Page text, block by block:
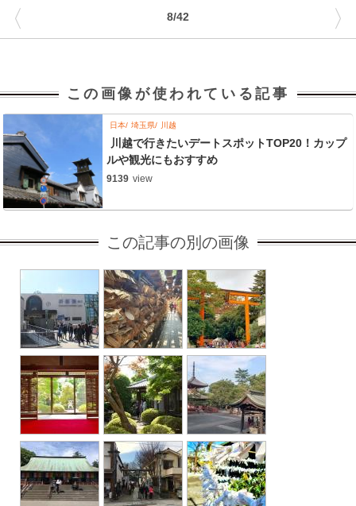
8/42
〈 〉
この画像が使われている記事
日本 埼玉県 川越
川越で行きたいデートスポットTOP20！カップ
ルや観光にもおすすめ
9139 view
この記事の別の画像